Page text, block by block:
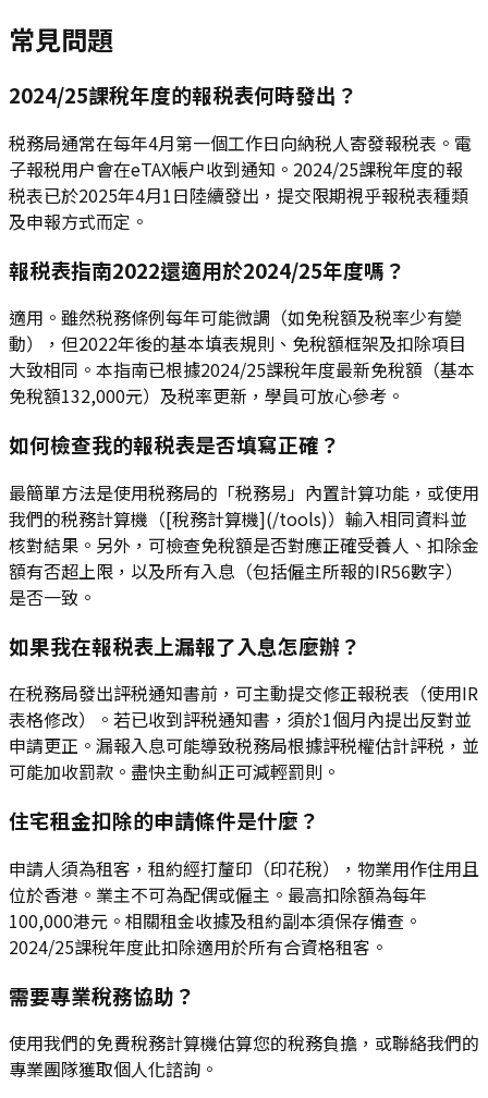
常見問題
2024/25課稅年度的報税表何時發出？
税務局通常在每年4月第一個工作日向納税人寄發報税表。電
子報税用户會在eTAX帳户收到通知。2024/25課稅年度的報
税表已於2025年4月1日陸續發出，提交限期視乎報税表種類
及申報方式而定。
報税表指南2022還適用於2024/25年度嗎？
適用。雖然税務條例每年可能微調（如免稅額及税率少有變
動），但2022年後的基本填表規則、免稅額框架及扣除項目
大致相同。本指南已根據2024/25課稅年度最新免稅額（基本
免稅額132,000元）及税率更新，學員可放心參考。
如何檢查我的報税表是否填寫正確？
最簡單方法是使用税務局的「税務易」內置計算功能，或使用
我們的税務計算機（[稅務計算機](/tools)）輸入相同資料並
核對結果。另外，可檢查免稅額是否對應正確受養人、扣除金
額有否超上限，以及所有入息（包括僱主所報的IR56數字）
是否一致。
如果我在報税表上漏報了入息怎麼辦？
在税務局發出評税通知書前，可主動提交修正報税表（使用IR
表格修改）。若已收到評税通知書，須於1個月內提出反對並
申請更正。漏報入息可能導致税務局根據評税權估計評税，並
可能加收罰款。盡快主動糾正可減輕罰則。
住宅租金扣除的申請條件是什麼？
申請人須為租客，租約經打釐印（印花稅），物業用作住用且
位於香港。業主不可為配偶或僱主。最高扣除額為每年
100,000港元。相關租金收據及租約副本須保存備查。
2024/25課稅年度此扣除適用於所有合資格租客。
需要專業稅務協助？
使用我們的免費稅務計算機估算您的稅務負擔，或聯絡我們的
專業團隊獲取個人化諮詢。